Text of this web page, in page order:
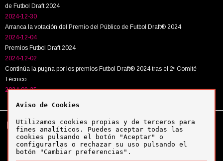
de Futbol Draft 2024
2024-12-30
Arranca la votación del Premio del Público de Futbol Draft® 2024
2024-12-04
Premios Futbol Draft 2024
2024-12-02
Continúa la pugna por los premios Futbol Draft® 2024 tras el 2º Comité
Técnico
2024-09-25
Tel: +34 943 63 40 63
Política de cookies
Política de privacidad
Aviso legal
Aviso de Cookies
Utilizamos cookies propias y de terceros para
fines analíticos. Puedes aceptar todas las
cookies pulsando el botón "Aceptar" o
configurarlas o rechazar su uso pulsando el
botón "Cambiar preferencias".